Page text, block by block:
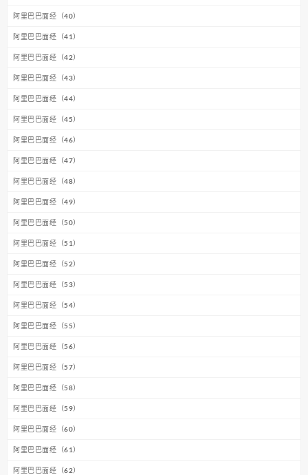
阿里巴巴面经（40）
阿里巴巴面经（41）
阿里巴巴面经（42）
阿里巴巴面经（43）
阿里巴巴面经（44）
阿里巴巴面经（45）
阿里巴巴面经（46）
阿里巴巴面经（47）
阿里巴巴面经（48）
阿里巴巴面经（49）
阿里巴巴面经（50）
阿里巴巴面经（51）
阿里巴巴面经（52）
阿里巴巴面经（53）
阿里巴巴面经（54）
阿里巴巴面经（55）
阿里巴巴面经（56）
阿里巴巴面经（57）
阿里巴巴面经（58）
阿里巴巴面经（59）
阿里巴巴面经（60）
阿里巴巴面经（61）
阿里巴巴面经（62）